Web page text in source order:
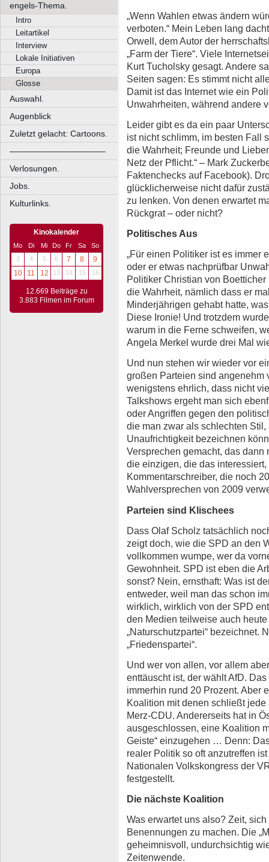
engels-Thema.
Intro
Leitartikel
Interview
Lokale Initiativen
Europa
Glosse
Auswahl.
Augenblick
Zuletzt gelacht: Cartoons.
––––––––––––––––––––
Verlosungen.
Jobs.
Kulturlinks.
Kinokalender
Mo Di Mi Do Fr Sa
So
3
4 5 6 7 8
9
10
11 12 13 14 15 16
12.669 Beiträge zu
3.883 Filmen im Forum
„Wenn Wahlen etwas ändern
verboten.“ Mein Leben lang
Orwell, dem Autor der
„Farm der Tiere“. Viele
Kurt Tucholsky gesagt. Andere
Seiten sagen: Es stimmt nicht
Damit ist das Internet wie ein
Unwahrheiten, während andere
Leider gibt es da ein paar
ist nicht schlimm, im besten Fall
die Wahrheit; Freunde und
Netz der Pflicht.“ – Mark
Faktenchecks auf Facebook).
glücklicherweise nicht dafür
zu lenken. Von denen erwartet
Rückgrat – oder nicht?
Politisches Aus
„Für einen Politiker ist es immer
oder er etwas nachprüfbar
Politiker Christian von
die Wahrheit, nämlich dass er
Minderjährigen gehabt hatte,
Diese Ironie! Und trotzdem
warum in die Ferne schweifen,
Angela Merkel wurde drei Mal
Und nun stehen wir wieder vor
großen Parteien sind angenehm
wenigstens ehrlich, dass nicht
Talkshows ergeht man sich
oder Angriffen gegen den
die man zwar als schlechten
Unaufrichtigkeit bezeichnen
Versprechen gemacht, das
die einzigen, die das
Kommentarschreiber, die noch
Wahlversprechen von 2009
Parteien sind Klischees
Dass Olaf Scholz tatsächlich
zeigt doch, wie die SPD an den
vollkommen wumpe, wer da
Gewohnheit. SPD ist eben die
sonst? Nein, ernsthaft: Was ist
entweder, weil man das schon
wirklich, wirklich von der SPD
den Medien teilweise auch heute
„Naturschutzpartei“ bezeichnet.
„Friedenspartei“.
Und wer von allen, vor allem
enttäuscht ist, der wählt AfD.
immerhin rund 20 Prozent. Aber
Koalition mit denen schließt
Merz-CDU. Andererseits hat in
ausgeschlossen, eine Koalition
Geiste“ einzugehen … Denn:
realer Politik so oft anzutreffen
Nationalen Volkskongress der
festgestellt.
Die nächste Koalition
Was erwartet uns also? Zeit,
Benennungen zu machen. Die
geheimnisvoll, undurchsichtig
Zeitenwende.